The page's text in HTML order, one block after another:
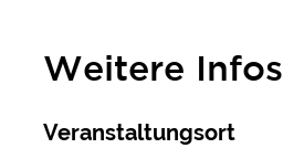
Weitere Infos
Veranstaltungsort